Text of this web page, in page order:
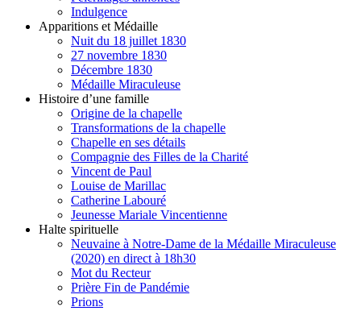
Indulgence
Apparitions et Médaille
Nuit du 18 juillet 1830
27 novembre 1830
Décembre 1830
Médaille Miraculeuse
Histoire d’une famille
Origine de la chapelle
Transformations de la chapelle
Chapelle en ses détails
Compagnie des Filles de la Charité
Vincent de Paul
Louise de Marillac
Catherine Labouré
Jeunesse Mariale Vincentienne
Halte spirituelle
Neuvaine à Notre-Dame de la Médaille Miraculeuse
(2020) en direct à 18h30
Mot du Recteur
Prière Fin de Pandémie
Prions